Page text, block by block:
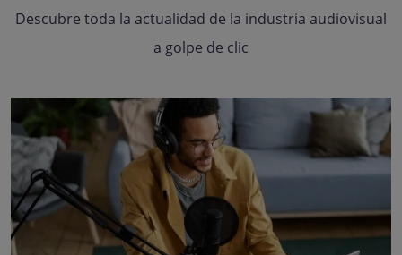
Descubre toda la actualidad de la industria audiovisual
a golpe de clic